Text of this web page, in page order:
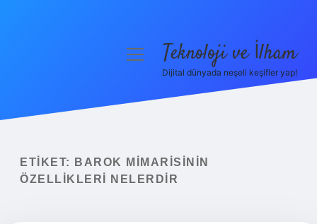
Yasal Uyarı
menüyüTeknoloji ve İlham
Dijital dünyada neşeli keşifler yap!
ETIKET:
BAROK MIMARISININ
ÖZELLIKLERI NELERDIR